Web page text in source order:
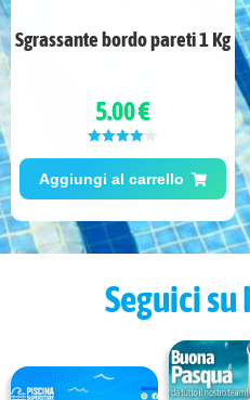
Sgrassante bordo pareti 1 Kg
5.00 €
Aggiungi al carrello
Seguici